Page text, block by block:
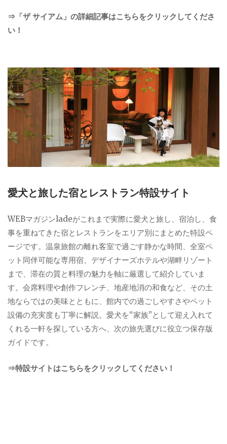
⇒「ザ サイアム」の詳細記事はこちらをクリックしてくださ
い！
愛犬と旅した宿とレストラン特設サイト
WEBマガジンladeがこれまで実際に愛犬と旅し、宿泊し、食
事を重ねてきた宿とレストランをエリア別にまとめた特設ペ
ージです。温泉旅館の離れ客室で過ごす静かな時間、全室ペ
ット同伴可能な専用宿、デザイナーズホテルや湖畔リゾート
まで、滞在の質と料理の魅力を軸に厳選して紹介していま
す。会席料理や創作フレンチ、地産地消の和食など、その土
地ならではの美味とともに、館内での過ごしやすさやペット
設備の充実度も丁寧に解説。愛犬を“家族”として迎え入れて
くれる一軒を探している方へ、次の旅先選びに役立つ保存版
ガイドです。
⇒特設サイトはこちらをクリックしてください！